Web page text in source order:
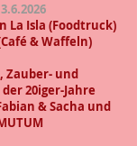
La Isla (Foodtruck)
& Waffeln)
Zauber- und
20iger-Jahre
& Sacha und